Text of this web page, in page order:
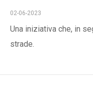
02-06-2023
Una iniziativa che, in
strade.